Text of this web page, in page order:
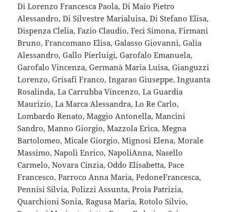
Di Lorenzo Francesca Paola, Di Maio Pietro
Alessandro, Di Silvestre Marialuisa, Di Stefano Elisa,
Dispenza Clelia, Fazio Claudio, Feci Simona, Firmani
Bruno, Francomano Elisa, Galasso Giovanni, Galia
Alessandro, Gallo Pierluigi, Garofalo Emanuela,
Garofalo Vincenza, Germanà Maria Luisa, Gianguzzi
Lorenzo, Grisafi Franco, Ingarao Giuseppe, Inguanta
Rosalinda, La Carrubba Vincenzo, La Guardia
Maurizio, La Marca Alessandra, Lo Re Carlo,
Lombardo Renato, Maggio Antonella, Mancini
Sandro, Manno Giorgio, Mazzola Erica, Megna
Bartolomeo, Micale Giorgio, Mignosi Elena, Morale
Massimo, Napoli Enrico, NapoliAnna, Nasello
Carmelo, Novara Cinzia, Oddo Elisabetta, Pace
Francesco, Parroco Anna Maria, PedoneFrancesca,
Pennisi Silvia, Polizzi Assunta, Proia Patrizia,
Quarchioni Sonia, Ragusa Maria, Rotolo Silvio,